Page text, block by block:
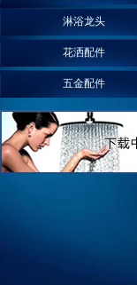
淋浴龙头
花洒配件
五金配件